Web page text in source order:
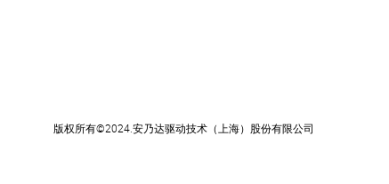
版权所有©2024.安乃达驱动技术（上海）股份有限公司